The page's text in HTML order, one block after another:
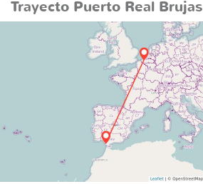
Trayecto Puerto Real Brujas